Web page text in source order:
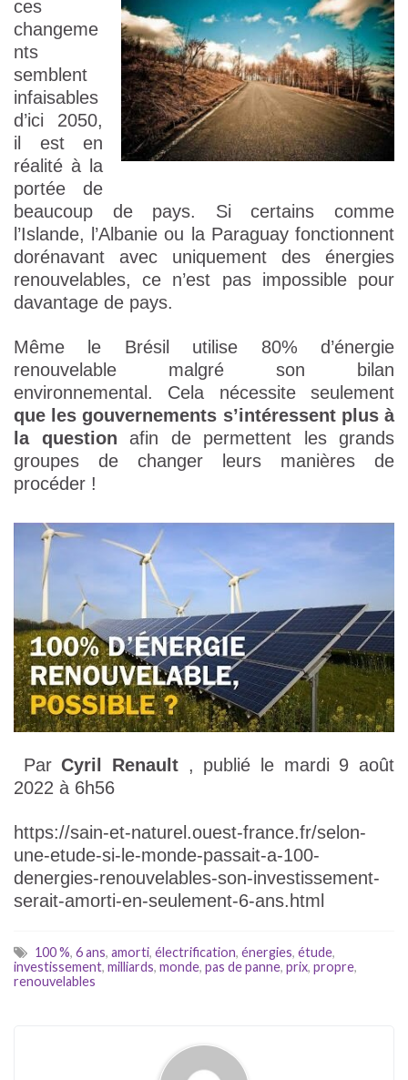
ces
changeme
nts
semblent
infaisables
d’ici 2050,
il est en
réalité à la
portée de
beaucoup de pays. Si certains comme
l’Islande, l’Albanie ou la Paraguay fonctionnent
dorénavant avec uniquement des énergies
renouvelables, ce n’est pas impossible pour
davantage de pays.
Même le Brésil utilise 80% d’énergie
renouvelable malgré son bilan
environnemental. Cela nécessite seulement
que les gouvernements s’intéressent plus à
la question afin de permettent les grands
groupes de changer leurs manières de
procéder !
ParCyril Renault , publié le mardi 9 août
2022 à 6h56
https://sain-et-naturel.ouest-france.fr/selon-
une-etude-si-le-monde-passait-a-100-
denergies-renouvelables-son-investissement-
serait-amorti-en-seulement-6-ans.html
100 %, 6 ans, amorti, électrification, énergies, étude,
investissement, milliards, monde, pas de panne, prix, propre,
renouvelables